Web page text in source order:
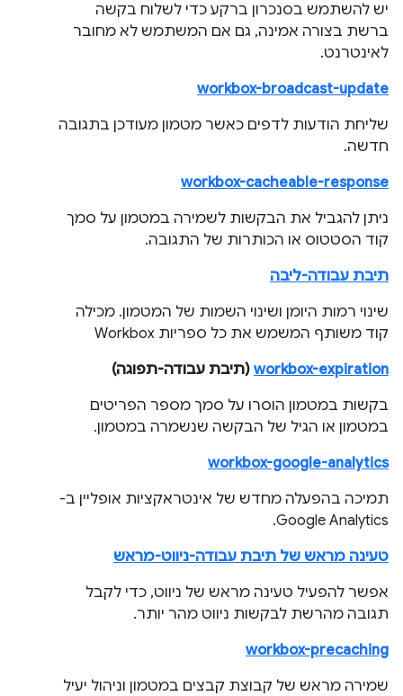
יש להשתמש בסנכרון ברקע כדי לשלוח בקשה
ברשת בצורה אמינה, גם אם המשתמש לא מחובר
לאינטרנט.
workbox-broadcast-update
שליחת הודעות לדפים כאשר מטמון מעודכן בתגובה
חדשה.
workbox-cacheable-response
ניתן להגביל את הבקשות לשמירה במטמון על סמך
קוד הסטטוס או הכותרות של התגובה.
תיבת עבודה-ליבה
שינוי רמות היומן ושינוי השמות של המטמון. מכילה
קוד משותף המשמש את כל ספריות Workbox
workbox-expiration (תיבת עבודה-תפוגה)
בקשות במטמון הוסרו על סמך מספר הפריטים
במטמון או הגיל של הבקשה שנשמרה במטמון.
workbox-google-analytics
תמיכה בהפעלה מחדש של אינטראקציות אופליין ב-
Google Analytics.
טעינה מראש של תיבת עבודה-ניווט-מראש
אפשר להפעיל טעינה מראש של ניווט, כדי לקבל
תגובה מהרשת לבקשות ניווט מהר יותר.
workbox-precaching
שמירה מראש של קבוצת קבצים במטמון וניהול יעיל